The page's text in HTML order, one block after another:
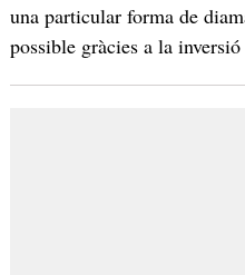
una particular forma de
possible gràcies a la inversió